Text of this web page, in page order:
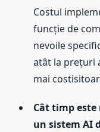
Costul
funcție de
nevoile
atât la prețuri
mai
Cât timp
un sistem AI